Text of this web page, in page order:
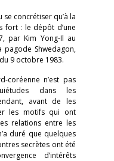
concrétiser qu’à la
fort : le dépôt d’une
par Kim Yong-Il au
Shwedagon,
9 octobre 1983.
coréenne n’est pas
dans les
avant de les
les motifs qui ont
relations entre les
duré que quelques
secrètes ont été
d’intérêts